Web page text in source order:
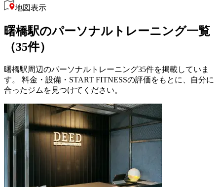
地図表示
曙橋駅のパーソナルトレーニング一覧
（35件）
曙橋駅周辺のパーソナルトレーニング35件を掲載していま
す。 料金・設備・START FITNESSの評価をもとに、自分に
合ったジムを見つけてください。